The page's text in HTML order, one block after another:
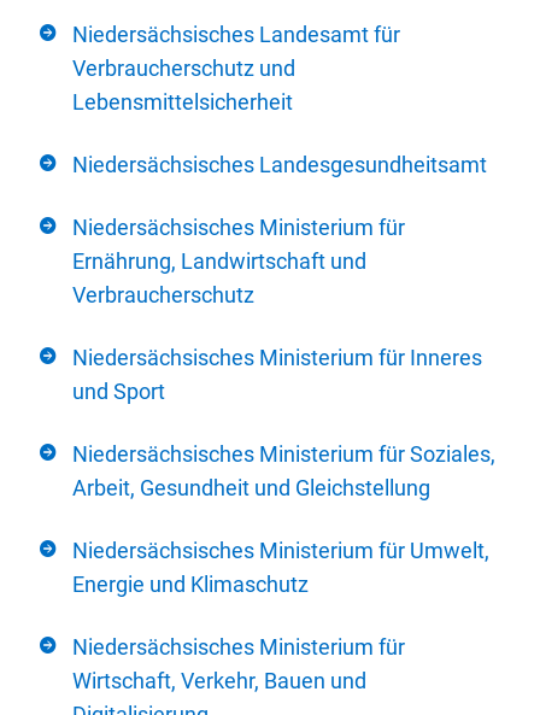
Niedersächsisches Landesamt für
Verbraucherschutz und
Lebensmittelsicherheit
Niedersächsisches Landesgesundheitsamt
Niedersächsisches Ministerium für
Ernährung, Landwirtschaft und
Verbraucherschutz
Niedersächsisches Ministerium für Inneres
und Sport
Niedersächsisches Ministerium für Soziales,
Arbeit, Gesundheit und Gleichstellung
Niedersächsisches Ministerium für Umwelt,
Energie und Klimaschutz
Niedersächsisches Ministerium für
Wirtschaft, Verkehr, Bauen und